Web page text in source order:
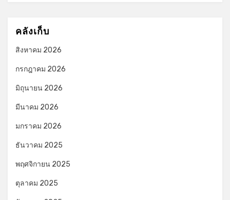
คลังเก็บ
สิงหาคม 2026
กรกฎาคม 2026
มิถุนายน 2026
มีนาคม 2026
มกราคม 2026
ธันวาคม 2025
พฤศจิกายน 2025
ตุลาคม 2025